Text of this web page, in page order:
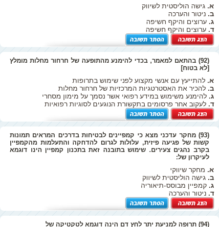
א. גישה הוליסטית לשיווק
ב. ניטור והערכה
ג. ערוצים והיקף חשיפה
ד. ערוצים והיקף חשיפה
(92) בהתאם למאמר, בכדי להימנע מהתופעה של חרחור מחלות מומלץ
[לא בטוח]
א. להתייעץ עם אנשי מקצוע לפני שימוש בתרופות
ב. להכיר את האסטרטגיות המרכזיות של חרחור מחלות
ג. להימנע משימוש במידע רפואי אשר נסמך על מימון מסחרי
ד. לעקוב אחר פרסומים בתקשורת הנוגעים לסוגיות רפואיות
(93) מחקר עדכני מצא כי קמפיינים לבטיחות בדרכים המראים תמונות
קשות של פגיעה פיזית, עלולות לגרום להדחקה והתעלמות מהקמפיין
בקרב נהגים צעירים. שימוש בתובנה זאת בתכנון קמפיין הינו דוגמא
לעיקרון של:
א. מחקר שיווקי
ב. גישה הוליסטית לשיווק
ג. קמפיין מבוסס-תיאוריה
ד. ניטור והערכה
(94) תרופה למניעת יתר לחץ דם הינה דוגמא לטקטיקה של